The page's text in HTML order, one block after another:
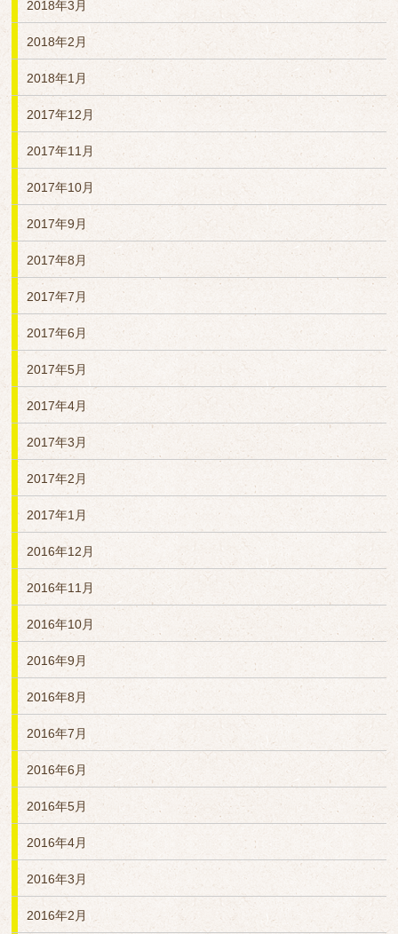
2018年3月
2018年2月
2018年1月
2017年12月
2017年11月
2017年10月
2017年9月
2017年8月
2017年7月
2017年6月
2017年5月
2017年4月
2017年3月
2017年2月
2017年1月
2016年12月
2016年11月
2016年10月
2016年9月
2016年8月
2016年7月
2016年6月
2016年5月
2016年4月
2016年3月
2016年2月